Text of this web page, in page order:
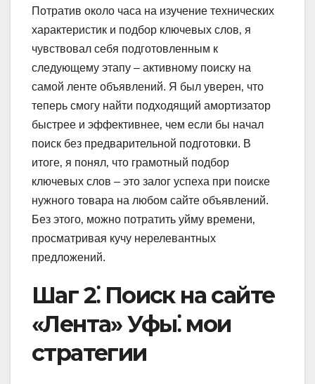
Потратив около часа на изучение технических
характеристик и подбор ключевых слов‚ я
чувствовал себя подготовленным к
следующему этапу – активному поиску на
самой ленте объявлений. Я был уверен‚ что
теперь смогу найти подходящий амортизатор
быстрее и эффективнее‚ чем если бы начал
поиск без предварительной подготовки. В
итоге‚ я понял‚ что грамотный подбор
ключевых слов – это залог успеха при поиске
нужного товара на любом сайте объявлений.
Без этого‚ можно потратить уйму времени‚
просматривая кучу нерелевантных
предложений.
Шаг 2⁚ Поиск на сайте
«Лента» Уфы⁚ мои
стратегии